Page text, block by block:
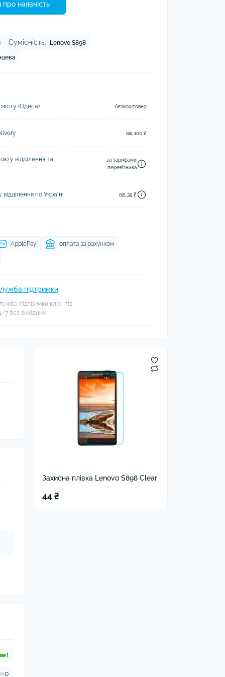
про наявність
Сумісність: Lenovo S898
(Одеса) безкоштовно
від 100 ₴
у відділення та
за тарифами
перевізника
по Україні від 35 ₴
ApplePay оплата за рахунком
підтримки
підтримки клієнтів
7 без вихідних
Захисна плівка Lenovo S898 Clear
44 ₴
1
0